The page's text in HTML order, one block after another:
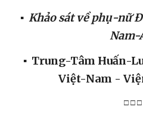
▪ Khảo sát về phụ-nữ
Nam-
Việt-Nam -
□ □ □